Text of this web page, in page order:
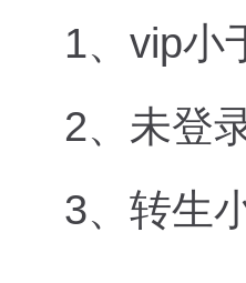
1、vip小
2、未登
3、转生